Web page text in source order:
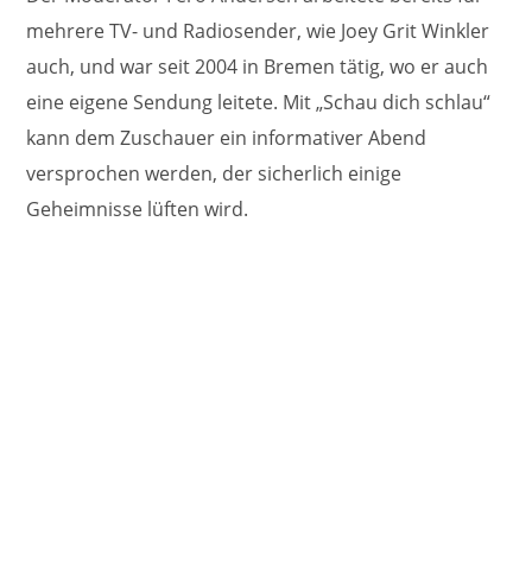
mehrere TV- und Radiosender, wie Joey Grit Winkler
auch, und war seit 2004 in Bremen tätig, wo er auch
eine eigene Sendung leitete. Mit „Schau dich schlau“
kann dem Zuschauer ein informativer Abend
versprochen werden, der sicherlich einige
Geheimnisse lüften wird.